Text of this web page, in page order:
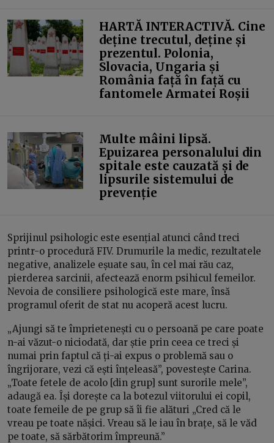
HARTĂ INTERACTIVĂ. Cine
deține trecutul, deține și
prezentul. Polonia,
Slovacia, Ungaria și
România față în față cu
fantomele Armatei Roșii
Multe mâini lipsă.
Epuizarea personalului din
spitale este cauzată și de
lipsurile sistemului de
prevenție
Sprijinul psihologic este esențial atunci când treci
printr-o procedură FIV. Drumurile la medic, rezultatele
negative, analizele eșuate sau, în cel mai rău caz,
pierderea sarcinii, afectează enorm psihicul femeilor.
Nevoia de consiliere psihologică este mare, însă
programul oferit de stat nu acoperă acest lucru.
„Ajungi să te împrietenești cu o persoană pe care poate
n-ai văzut-o niciodată, dar știe prin ceea ce treci și
numai prin faptul că ți-ai expus o problemă sau o
îngrijorare, vezi că ești înțeleasă”, povestește Carina.
„Toate fetele de acolo [din grup] sunt surorile mele”,
adaugă ea. Își dorește ca la botezul viitorului ei copil,
toate femeile de pe grup să îi fie alături „Cred că le
vreau pe toate nășici. Vreau să le iau în brațe, să le văd
pe toate, să sărbătorim împreună.”